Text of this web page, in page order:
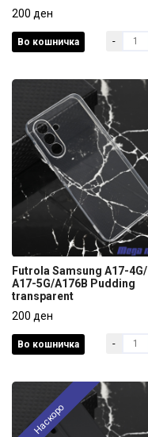
pudding transparent
200 ден
200 ден
Во кошничка -
Futrola Samsung A17-4G/
A17-5G/A176B Pudding
200 ден
Futrola Samsung A17-4G/
A17-5G/A176B Pudding
transparent
200 ден
Во кошничка -
Наскоро